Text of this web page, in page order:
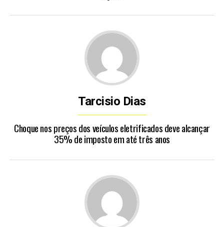
Tarcisio Dias
Choque nos preços dos veículos eletrificados deve alcançar
35% de imposto em até três anos